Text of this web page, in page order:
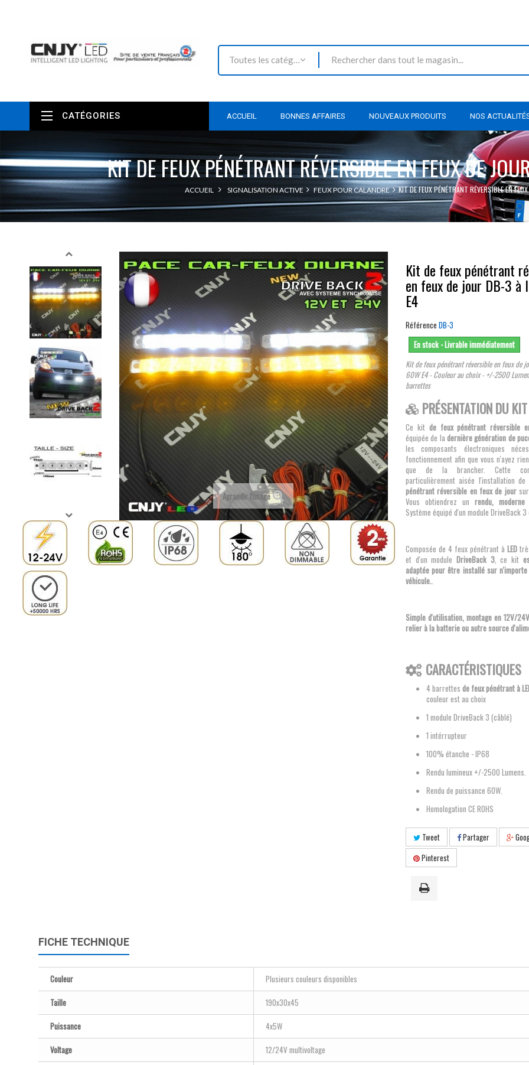
Toutes les catégories
ACCUEIL BONNES AFFAIRES NOUVEAUX PRODUITS NOS
CATÉGORIES
KIT DE FEUX PÉNÉTRANT RÉVERSIBLE EN FEUX DE
ACCUEIL SIGNALISATION ACTIVE FEUX POUR CALANDRE KIT DE FEUX PÉNÉTRANT RÉVERSIBLE EN
Agrandir l'image
Kit de feux pénétrant
en feux de jour DB-3 à
E4
Référence DB-3
En stock - Livrable immédiatement
Kit de feux pénétrant réversible en feux de
60W E4 - Couleur au choix - +/-2500
barrettes
PRÉSENTATION DU KIT
Ce kit de feux pénétrant réversible
équipée de la dernière génération de
les composants électroniques
fonctionnement afin que vous n'ayez
que de la brancher. Cette
particulièrement aisée l'installation
pénétrant réversible en feux de joursur
Vous obtiendrez unrendu,
Système équipé d'un module DriveBack
Composée de 4 feux pénétrant à LED
et d'un moduleDriveBack 3, ce kit
adaptée pour être installé sur
véhicule..
Simple d'utilisation, montage en 12V/
relier à la batterie ou autre source
CARACTÉRISTIQUES
4 barrettes de feux pénétrant à
couleur est au choix
1 module DriveBack 3 (câblé)
1 intérrupteur
100% étanche - IP68
Rendu lumineux +/-2500 Lumens.
Rendu de puissance 60W.
Homologation CE ROHS
Tweet Partager
Pinterest
FICHE TECHNIQUE
Couleur
Plusieurs couleurs disponibles
Taille
190x30x45
Puissance
4x5W
Voltage
12/24V multivoltage